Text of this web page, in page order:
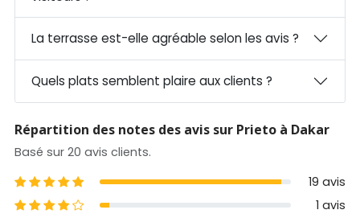
La terrasse est-elle agréable selon les avis ?
Quels plats semblent plaire aux clients ?
Répartition des notes des avis sur Prieto à Dakar
Basé sur 20 avis clients.
5 étoiles
19 avis
4 étoiles
1 avis